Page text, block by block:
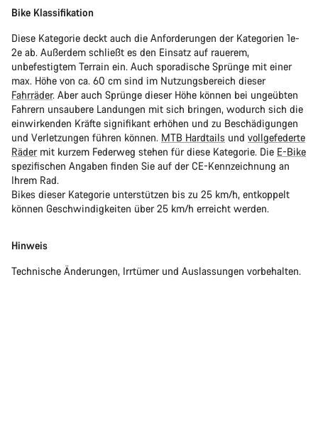
Bike Klassifikation
Diese Kategorie deckt auch die Anforderungen der Kategorien 1e-
2e ab. Außerdem schließt es den Einsatz auf rauerem,
unbefestigtem Terrain ein. Auch sporadische Sprünge mit einer
max. Höhe von ca. 60 cm sind im Nutzungsbereich dieser
Fahrräder. Aber auch Sprünge dieser Höhe können bei ungeübten
Fahrern unsaubere Landungen mit sich bringen, wodurch sich die
einwirkenden Kräfte signifikant erhöhen und zu Beschädigungen
und Verletzungen führen können. MTB Hardtails und vollgefederte
Rädermit kurzem Federweg stehen für diese Kategorie. Die E-Bike
spezifischen Angaben finden Sie auf der CE-Kennzeichnung an
Ihrem Rad.
Bikes dieser Kategorie unterstützen bis zu 25 km/h, entkoppelt
können Geschwindigkeiten über 25 km/h erreicht werden.
Hinweis
Technische Änderungen, Irrtümer und Auslassungen vorbehalten.